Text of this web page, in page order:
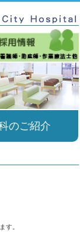
のご紹介
す。